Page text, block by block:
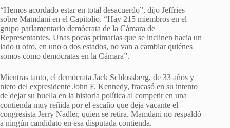
“Hemos acordado estar en total desacuerdo”, dijo Jeffries
sobre Mamdani en el Capitolio. “Hay 215 miembros en el
grupo parlamentario demócrata de la Cámara de
Representantes. Unas pocas primarias que se inclinen hacia un
lado u otro, en uno o dos estados, no van a cambiar quiénes
somos como demócratas en la Cámara”.
Mientras tanto, el demócrata Jack Schlossberg, de 33 años y
nieto del expresidente John F. Kennedy, fracasó en su intento
de dejar su huella en la historia política al competir en una
contienda muy reñida por el escaño que deja vacante el
congresista Jerry Nadler, quien se retira. Mamdani no respaldó
a ningún candidato en esa disputada contienda.